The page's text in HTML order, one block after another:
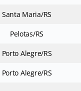
Santa Maria/RS
Pelotas/RS
Porto Alegre/RS
Porto Alegre/RS